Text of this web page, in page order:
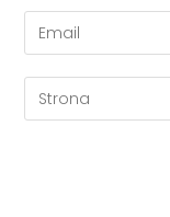
name
or
to
comment
Enter
your
email
address
Enter
your